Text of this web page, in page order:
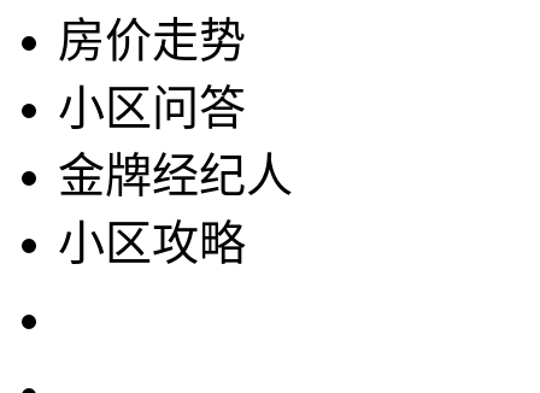
房价走势
小区问答
金牌经纪人
小区攻略